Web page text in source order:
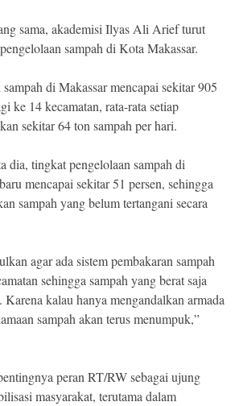
sama, akademisi Ilyas Ali Arief turut
sampah di Kota Makassar.
di Makassar mencapai sekitar 905
ke 14 kecamatan, rata-rata setiap
sekitar 64 ton sampah per hari.
dia, tingkat pengelolaan sampah di
mencapai sekitar 51 persen, sehingga
sampah yang belum tertangani secara
agar ada sistem pembakaran sampah
sehingga sampah yang berat saja
kalau hanya mengandalkan armada
sampah akan terus menumpuk,”
peran RT/RW sebagai ujung
masyarakat, terutama dalam